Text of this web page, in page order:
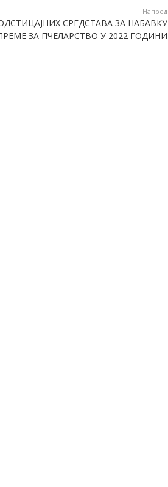
Напред
СРЕДСТАВА ЗА НАБАВКУ
ЗА ПЧЕЛАРСТВО У 2022 ГОДИНИ